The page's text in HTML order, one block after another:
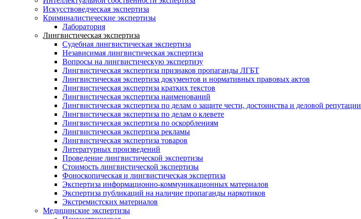
Искусствоведческая экспертиза
Криминалистические экспертизы
Лаборатория
Лингвистическая экспертиза
Судебная лингвистическая экспертиза
Независимая лингвистическая экспертиза
Вопросы на лингвистическую экспертизу
Лингвистическая экспертиза признаков пропаганды ЛГБТ
Лингвистическая экспертиза документов и нормативных правовых актов
Лингвистическая экспертиза кратких текстов
Лингвистическая экспертиза наименований
Лингвистическая экспертиза по делам о защите чести, достоинства и деловой репутации
Лингвистическая экспертиза по делам о клевете
Лингвистическая экспертиза по оскорблениям
Лингвистическая экспертиза рекламы
Лингвистическая экспертиза товаров
Литературных произведений
Проведение лингвистической экспертизы
Стоимость лингвистической экспертизы
Фоноскопическая и лингвистическая экспертиза
Экспертиза информационно-коммуникационных материалов
Экспертиза публикаций на наличие пропаганды наркотиков
Экстремистских материалов
Медицинские экспертизы